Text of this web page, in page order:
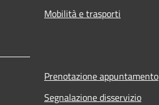
Mobilità e trasporti
Prenotazione appuntamento
Segnalazione disservizio